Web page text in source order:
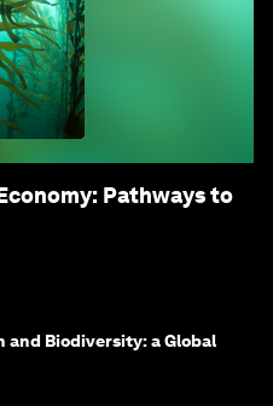
Pathways to
and Biodiversity: a Global